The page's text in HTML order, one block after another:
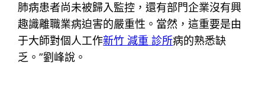
肺病患者尚未被歸入監控，還有部門企業沒有興
趣識離職業病迫害的嚴重性。當然，這重要是由
于大師對個人工作新竹 減重 診所病的熟悉缺
乏。”劉峰說。